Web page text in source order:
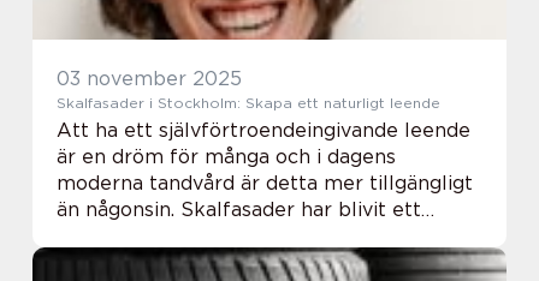
03 november 2025
Skalfasader i Stockholm: Skapa ett naturligt leende
Att ha ett självförtroendeingivande leende
är en dröm för många och i dagens
moderna tandvård är detta mer tillgängligt
än någonsin. Skalfasader har blivit ett